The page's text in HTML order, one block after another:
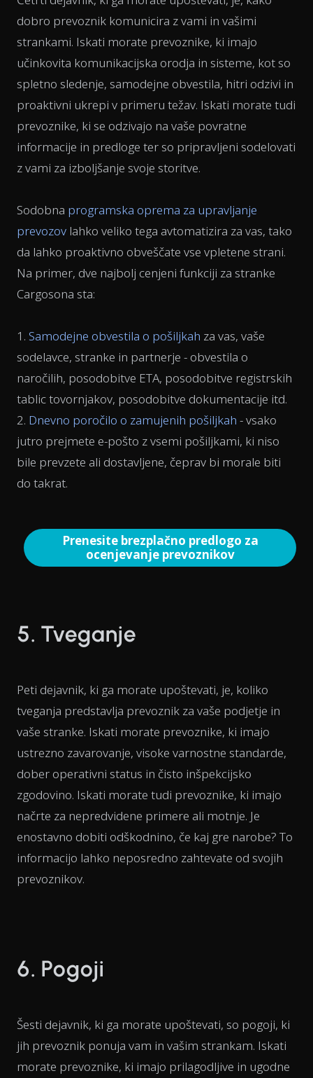
dobro prevoznik komunicira z vami in vašimi
strankami. Iskati morate prevoznike, ki imajo
učinkovita komunikacijska orodja in sisteme, kot so
spletno sledenje, samodejne obvestila, hitri odzivi in
proaktivni ukrepi v primeru težav. Iskati morate tudi
prevoznike, ki se odzivajo na vaše povratne
informacije in predloge ter so pripravljeni sodelovati
z vami za izboljšanje svoje storitve.
Sodobna programska oprema za upravljanje
prevozov lahko veliko tega avtomatizira za vas, tako
da lahko proaktivno obveščate vse vpletene strani.
Na primer, dve najbolj cenjeni funkciji za stranke
Cargosona sta:
1. Samodejne obvestila o pošiljkah za vas, vaše
sodelavce, stranke in partnerje - obvestila o
naročilih, posodobitve ETA, posodobitve registrskih
tablic tovornjakov, posodobitve dokumentacije itd.
2. Dnevno poročilo o zamujenih pošiljkah - vsako
jutro prejmete e-pošto z vsemi pošiljkami, ki niso
bile prevzete ali dostavljene, čeprav bi morale biti
do takrat.
Prenesite brezplačno predlogo za
ocenjevanje prevoznikov
5. Tveganje
Peti dejavnik, ki ga morate upoštevati, je, koliko
tveganja predstavlja prevoznik za vaše podjetje in
vaše stranke. Iskati morate prevoznike, ki imajo
ustrezno zavarovanje, visoke varnostne standarde,
dober operativni status in čisto inšpekcijsko
zgodovino. Iskati morate tudi prevoznike, ki imajo
načrte za nepredvidene primere ali motnje. Je
enostavno dobiti odškodnino, če kaj gre narobe? To
informacijo lahko neposredno zahtevate od svojih
prevoznikov.
6. Pogoji
Šesti dejavnik, ki ga morate upoštevati, so pogoji, ki
jih prevoznik ponuja vam in vašim strankam. Iskati
morate prevoznike, ki imajo prilagodljive in ugodne